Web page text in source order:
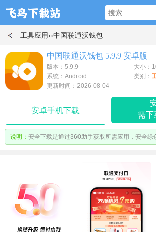
工具应用››中国联通沃钱包
中国联通沃钱包 5.9.9 安卓版
版本：5.9.9
大小：
系统：Android
类别：
更新时间：2026-08-04
安卓手机下载
需下
说明： 安全下载是通过360助手获取所需应用，安全绿